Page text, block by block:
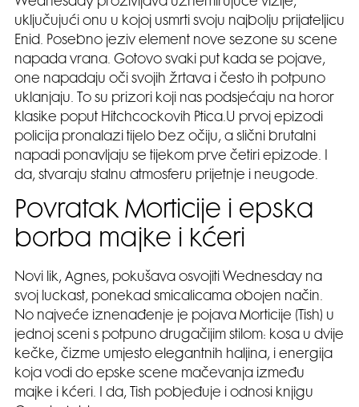
uključujući onu u kojoj usmrti svoju najbolju prijateljicu
Enid. Posebno jeziv element nove sezone su scene
napada vrana. Gotovo svaki put kada se pojave,
one napadaju oči svojih žrtava i često ih potpuno
uklanjaju. To su prizori koji nas podsjećaju na horor
klasike poput Hitchcockovih Ptica.U prvoj epizodi
policija pronalazi tijelo bez očiju, a slični brutalni
napadi ponavljaju se tijekom prve četiri epizode. I
da, stvaraju stalnu atmosferu prijetnje i neugode.
Povratak Morticije i epska
borba majke i kćeri
Novi lik, Agnes, pokušava osvojiti Wednesday na
svoj luckast, ponekad smicalicama obojen način.
No najveće iznenađenje je pojava Morticije (Tish) u
jednoj sceni s potpuno drugačijim stilom: kosa u dvije
kečke, čizme umjesto elegantnih haljina, i energija
koja vodi do epske scene mačevanja između
majke i kćeri. I da, Tish pobjeđuje i odnosi knjigu